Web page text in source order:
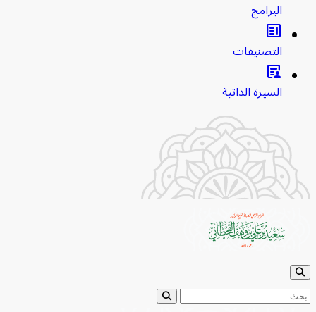
البرامج
clarify
التصنيفات
article_person
السيرة الذاتية
عن: